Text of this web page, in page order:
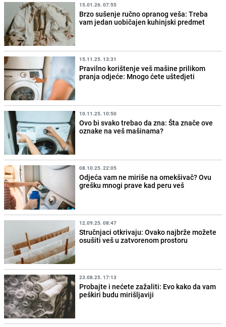
15.01.26. 07:55
Brzo sušenje ručno opranog veša: Treba
vam jedan uobičajen kuhinjski predmet
15.11.25. 13:31
Pravilno korištenje veš mašine prilikom
pranja odjeće: Mnogo ćete uštedjeti
10.11.25. 10:50
Ovo bi svako trebao da zna: Šta znače ove
oznake na veš mašinama?
08.10.25. 22:05
Odjeća vam ne miriše na omekšivač? Ovu
grešku mnogi prave kad peru veš
12.09.25. 08:47
Stručnjaci otkrivaju: Ovako najbrže možete
osušiti veš u zatvorenom prostoru
23.08.25. 17:13
Probajte i nećete zažaliti: Evo kako da vam
peškiri budu mirišljaviji